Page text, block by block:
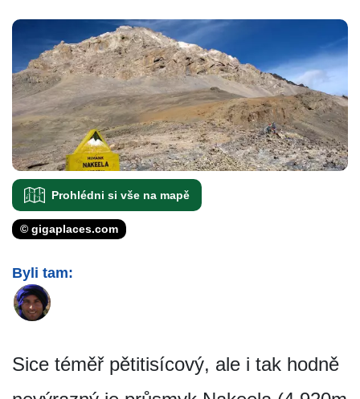
Prohlédni si vše na mapě
© gigaplaces.com
Byli tam:
Sice téměř pětitisícový, ale i tak hodně